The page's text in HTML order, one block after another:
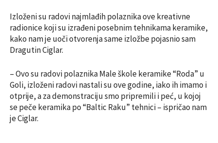
Izloženi su radovi najmlađih polaznika ove kreativne
radionice koji su izrađeni posebnim tehnikama keramike,
kako nam je uoči otvorenja same izložbe pojasnio sam
Dragutin Ciglar.
– Ovo su radovi polaznika Male škole keramike “Roda” u
Goli, izloženi radovi nastali su ove godine, iako ih imamo i
otprije, a za demonstraciju smo pripremili i peć, u kojoj
se peče keramika po “Baltic Raku” tehnici – ispričao nam
je Ciglar.